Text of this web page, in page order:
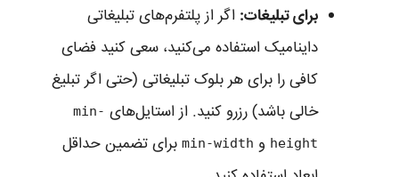
برای تبلیغات: اگر از پلتفرم‌های تبلیغاتی
داینامیک استفاده می‌کنید، سعی کنید فضای
کافی را برای هر بلوک تبلیغاتی (حتی اگر تبلیغ
خالی باشد) رزرو کنید. از استایل‌های min-
height و min-width برای تضمین حداقل